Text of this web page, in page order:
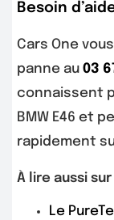
Besoin
Cars One
panne au 03
connaissent
BMW E46 et
rapidement
À lire aussi sur
Le